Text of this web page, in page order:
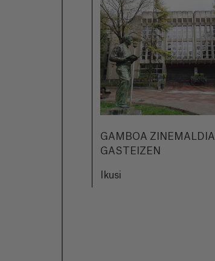
GAMBOA ZINEMALDIA
GASTEIZEN
Ikusi